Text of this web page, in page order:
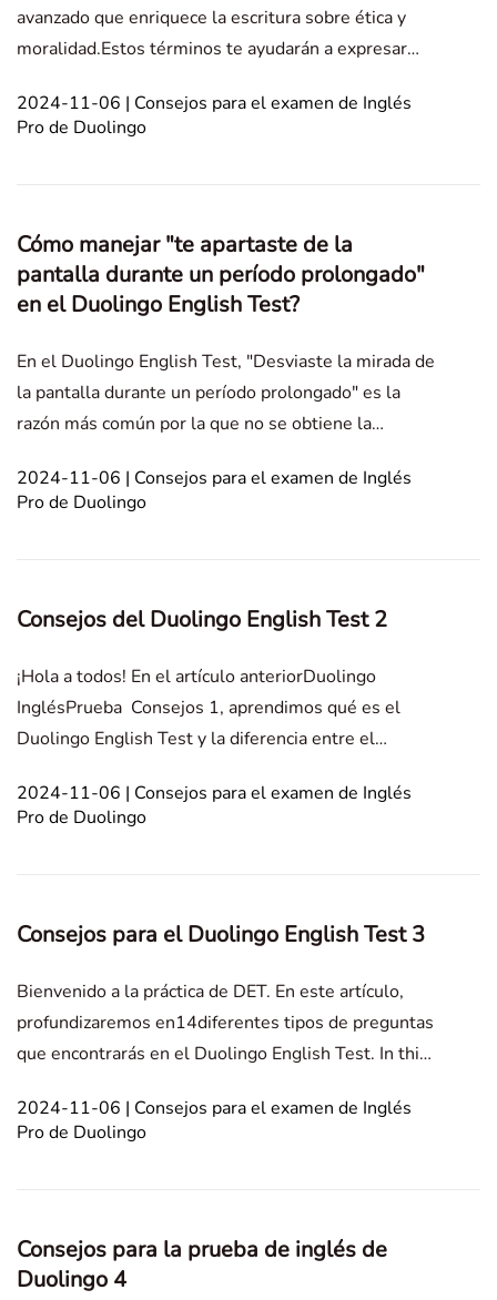
avanzado que enriquece la escritura sobre ética y
moralidad.Estos términos te ayudarán a expresar
profundas en discusiones éticas. Writing Sample
Experiencia Personal Culture and Society Situación
2024-11-06 | Consejos para el examen de Inglés
Pro de Duolingo
Cómo manejar "te apartaste de la
pantalla durante un período prolongado"
en el Duolingo English Test?
En el Duolingo English Test, "Desviaste la mirada de
la pantalla durante un período prolongado" es la
razón más común por la que no se obtiene la
equivocada significativa: creen que mientras
mantengan la mirada en la pantalla de la
2024-11-06 | Consejos para el examen de Inglés
Pro de Duolingo
Consejos del Duolingo English Test 2
¡Hola a todos! En el artículo anteriorDuolingo
InglésPrueba Consejos 1, aprendimos qué es el
Duolingo English Test y la diferencia entre el
IELTS. Este artículo se centra en detallar las
habilidades medidas por el Duolingo English Test,
2024-11-06 | Consejos para el examen de Inglés
Pro de Duolingo
Consejos para el Duolingo English Test 3
Bienvenido a la práctica de DET. En este artículo,
profundizaremos en14diferentes tipos de preguntas
que encontrarás en el Duolingo English Test. In this
Interactive listening includes two parts, which are
'Listen and Respond' and 'Summarize the Con
2024-11-06 | Consejos para el examen de Inglés
Pro de Duolingo
Consejos para la prueba de inglés de
Duolingo 4